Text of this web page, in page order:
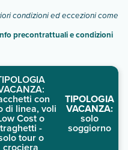
condizioni ed eccezioni come
precontrattuali e condizioni
con
di linea, voli
Cost o
traghetti -
tour o
crociera
TIPOLOGIA
VACANZA:
solo
soggiorno